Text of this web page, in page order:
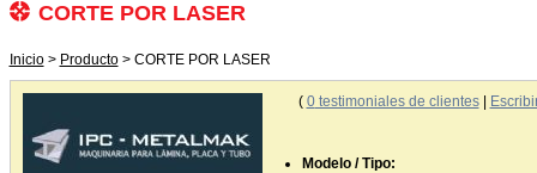
CORTE POR LASER
Inicio> Producto> CORTE POR LASER
( 0testimoniales de clientes|
Modelo / Tipo: